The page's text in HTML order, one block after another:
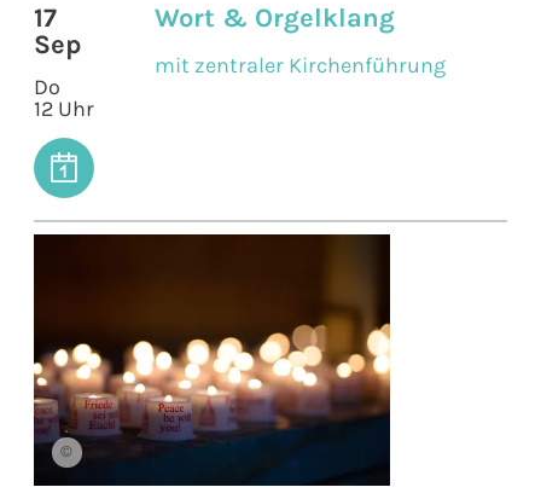
17
Sep
Do
12 Uhr
Wort & Orgelklang
mit zentraler Kirchenführung
©